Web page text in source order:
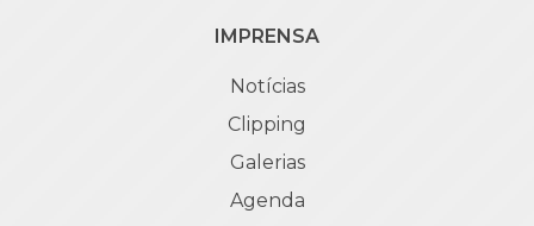
IMPRENSA
Notícias
Clipping
Galerias
Agenda